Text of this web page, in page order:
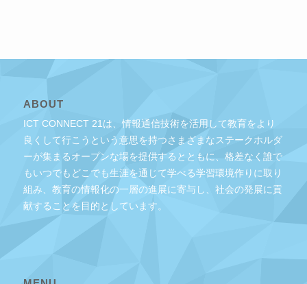
ABOUT
ICT CONNECT 21は、情報通信技術を活用して教育をより
良くして行こうという意思を持つさまざまなステークホルダ
ーが集まるオープンな場を提供するとともに、格差なく誰で
もいつでもどこでも生涯を通じて学べる学習環境作りに取り
組み、教育の情報化の一層の進展に寄与し、社会の発展に貢
献することを目的としています。